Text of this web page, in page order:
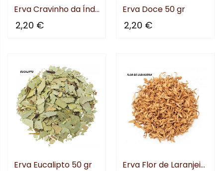
Erva Cravinho da Índia 50 gr
2,20 €
Erva Doce 50 gr
2,20 €
Erva Eucalipto 50 gr Erva Flor de Laranjeira 50 gr